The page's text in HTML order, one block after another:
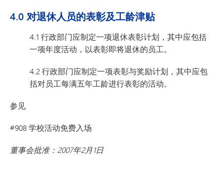
4.0 对退休人员的表彰及工龄津贴
4.1 行政部门应制定一项退休表彰计划，其中应包括
一项年度活动，以表彰即将退休的员工。
4.2 行政部门应制定一项表彰与奖励计划，其中应包
括对员工每满五年工龄进行表彰的活动。
参见
#908 学校活动免费入场
董事会批准：2007年2月1日